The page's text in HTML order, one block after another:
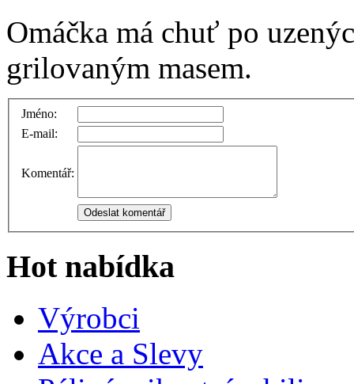
Omáčka má chuť po
grilovaným masem.
Jméno:
E-mail:
Komentář:
Hot nabídka
Výrobci
Akce a Slevy